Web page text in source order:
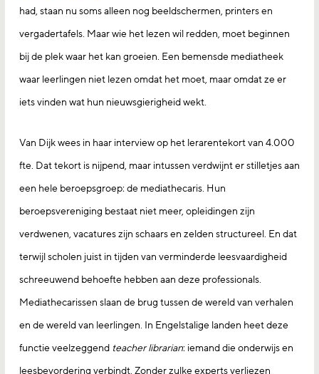
had, staan nu soms alleen nog beeldschermen, printers en
vergadertafels. Maar wie het lezen wil redden, moet beginnen
bij de plek waar het kan groeien. Een bemensde mediatheek
waar leerlingen niet lezen omdat het moet, maar omdat ze er
iets vinden wat hun nieuwsgierigheid wekt.
Van Dijk wees in haar interview op het lerarentekort van 4.000
fte. Dat tekort is nijpend, maar intussen verdwijnt er stilletjes aan
een hele beroepsgroep: de mediathecaris. Hun
beroepsvereniging bestaat niet meer, opleidingen zijn
verdwenen, vacatures zijn schaars en zelden structureel. En dat
terwijl scholen juist in tijden van verminderde leesvaardigheid
schreeuwend behoefte hebben aan deze professionals.
Mediathecarissen slaan de brug tussen de wereld van verhalen
en de wereld van leerlingen. In Engelstalige landen heet deze
functie veelzeggend teacher librarian: iemand die onderwijs en
leesbevordering verbindt. Zonder zulke experts verliezen